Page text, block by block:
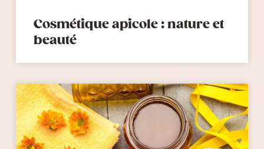
Cosmétique apicole : nature et
beauté